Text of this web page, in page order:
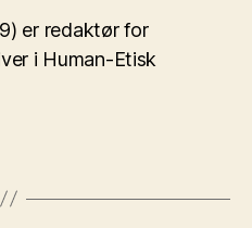
er redaktør for
i Human-Etisk